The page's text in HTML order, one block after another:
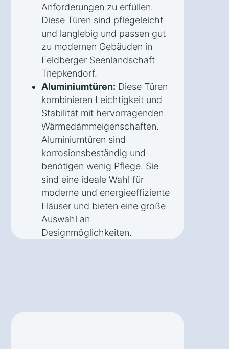
Anforderungen zu erfüllen.
Diese Türen sind pflegeleicht
und langlebig und passen gut
zu modernen Gebäuden in
Feldberger Seenlandschaft
Triepkendorf.
Aluminiumtüren: Diese Türen
kombinieren Leichtigkeit und
Stabilität mit hervorragenden
Wärmedämmeigenschaften.
Aluminiumtüren sind
korrosionsbeständig und
benötigen wenig Pflege. Sie
sind eine ideale Wahl für
moderne und energieeffiziente
Häuser und bieten eine große
Auswahl an
Designmöglichkeiten.